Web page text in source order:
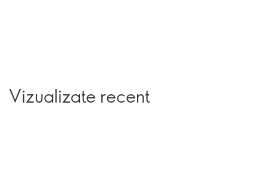
Vizualizate recent